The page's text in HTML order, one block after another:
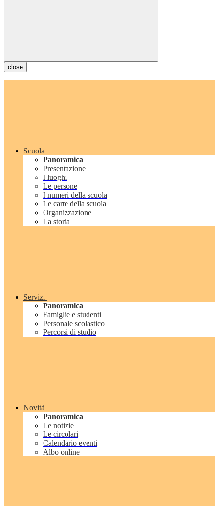
close
Scuola
Panoramica
Presentazione
I luoghi
Le persone
I numeri della scuola
Le carte della scuola
Organizzazione
La storia
Servizi
Panoramica
Famiglie e studenti
Personale scolastico
Percorsi di studio
Novità
Panoramica
Le notizie
Le circolari
Calendario eventi
Albo online